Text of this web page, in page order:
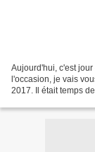
Aujourd'hui, c'est
l'occasion, je vais
2017. Il était temps